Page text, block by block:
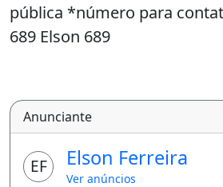
pública *número para
689 Elson 689
Anunciante
EF Elson Ferreira
Ver anúncios